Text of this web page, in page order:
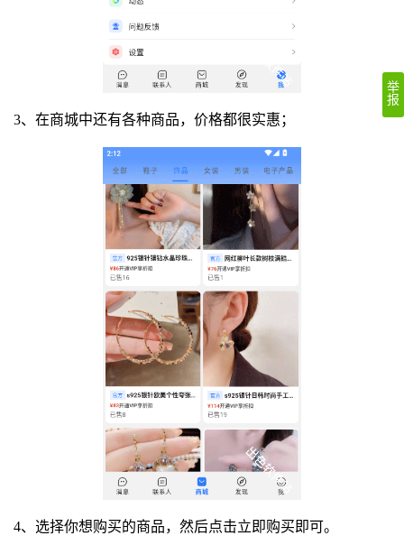
3、在商城中还有各种商品，价格都很实惠；
4、选择你想购买的商品，然后点击立即购买即可。
举
报